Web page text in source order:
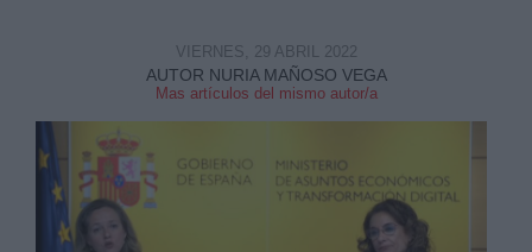
AUTOR NURIA MAÑOSO VEGA
Mas artículos del mismo autor/a
VIERNES, 29 ABRIL 2022
link
Información adicional
link